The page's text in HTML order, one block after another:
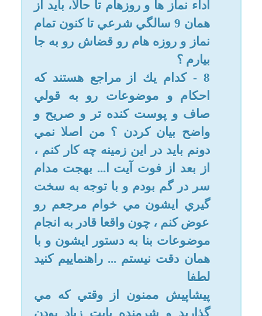
البته اگر مقلّد آقا شدید مطابق
رساله امام خمینی عمل کنید.
عزیزم، خیلی به خود سخت نگیرید!
دین اسلام دین رحمت است نه دین
(علیه السلام) میفرماید: وسواسی
عاقل نیست و عمله شیطان است و
نباید شما اجازه بدین شیطان کارش
به جایی برسد که موفق شود شما
را به ترک عبادت وادار کند و با این
کار شیطان را از خود راضی ولی
خدای مهربان و اولیاء دین (علیهم
السلام) را از خود برنجانید.
عبدالله بن سنان قال : ذكرت لابي
عبدالله (عليه السلام) رجلاً مبتلي
بالوضوء و الصلاة و قلت : هو رجل
عاقل ، فقال : أبو عبدالله و أي عقل
له و هو يطيع الشيطان ؟ فقلت له :
و كيف يطيع الشيطان ؟ فقلت له :
سله هذا الذي يأتيه من أي شيء هو
؟ فانه يقول لك من عمل الشيطان.
مردي هست عاقل كه گرفتار
وسواس در وضو و نماز مي باشد :